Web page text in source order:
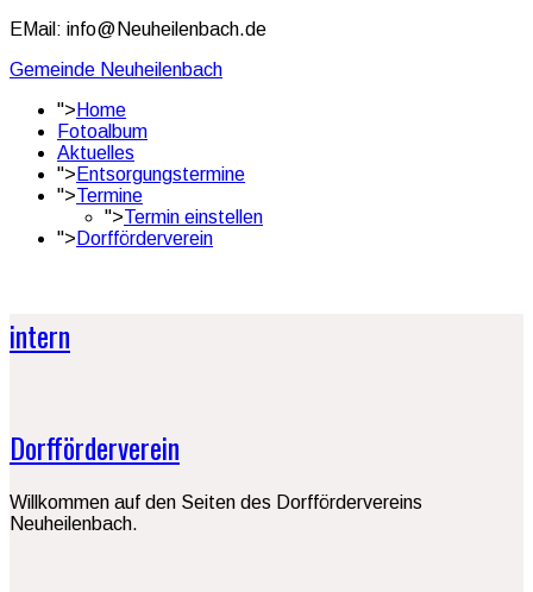
EMail: info@Neuheilenbach.de
Gemeinde Neuheilenbach
"> Home
Fotoalbum
Aktuelles
"> Entsorgungstermine
">Termine
">Termin einstellen
"> Dorfförderverein
intern
Dorfförderverein
Willkommen auf den Seiten des Dorffördervereins
Neuheilenbach.